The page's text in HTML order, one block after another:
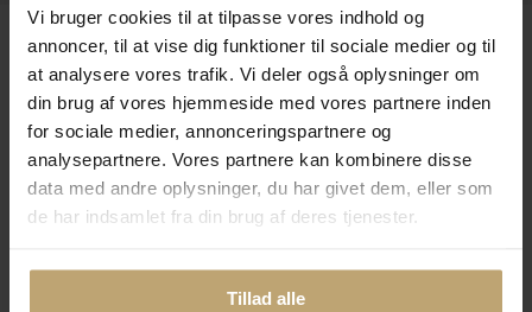
Vi bruger cookies til at tilpasse vores indhold og
annoncer, til at vise dig funktioner til sociale medier og til
at analysere vores trafik. Vi deler også oplysninger om
din brug af vores hjemmeside med vores partnere inden
for sociale medier, annonceringspartnere og
analysepartnere. Vores partnere kan kombinere disse
data med andre oplysninger, du har givet dem, eller som
de har indsamlet fra din brug af deres tjenester.
Tillad alle
Leveringsmuligheder
Betalingsmuligheder